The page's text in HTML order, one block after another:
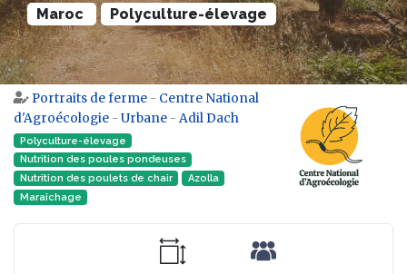
Maroc
Polyculture-élevage
Aller à :navigation ,rechercher
Portraits de ferme - Centre National
d'Agroécologie - Urbane - Adil Dach
Polyculture-élevage
Nutrition des poules pondeuses
Nutrition des poulets de chair
Azolla
Maraîchage